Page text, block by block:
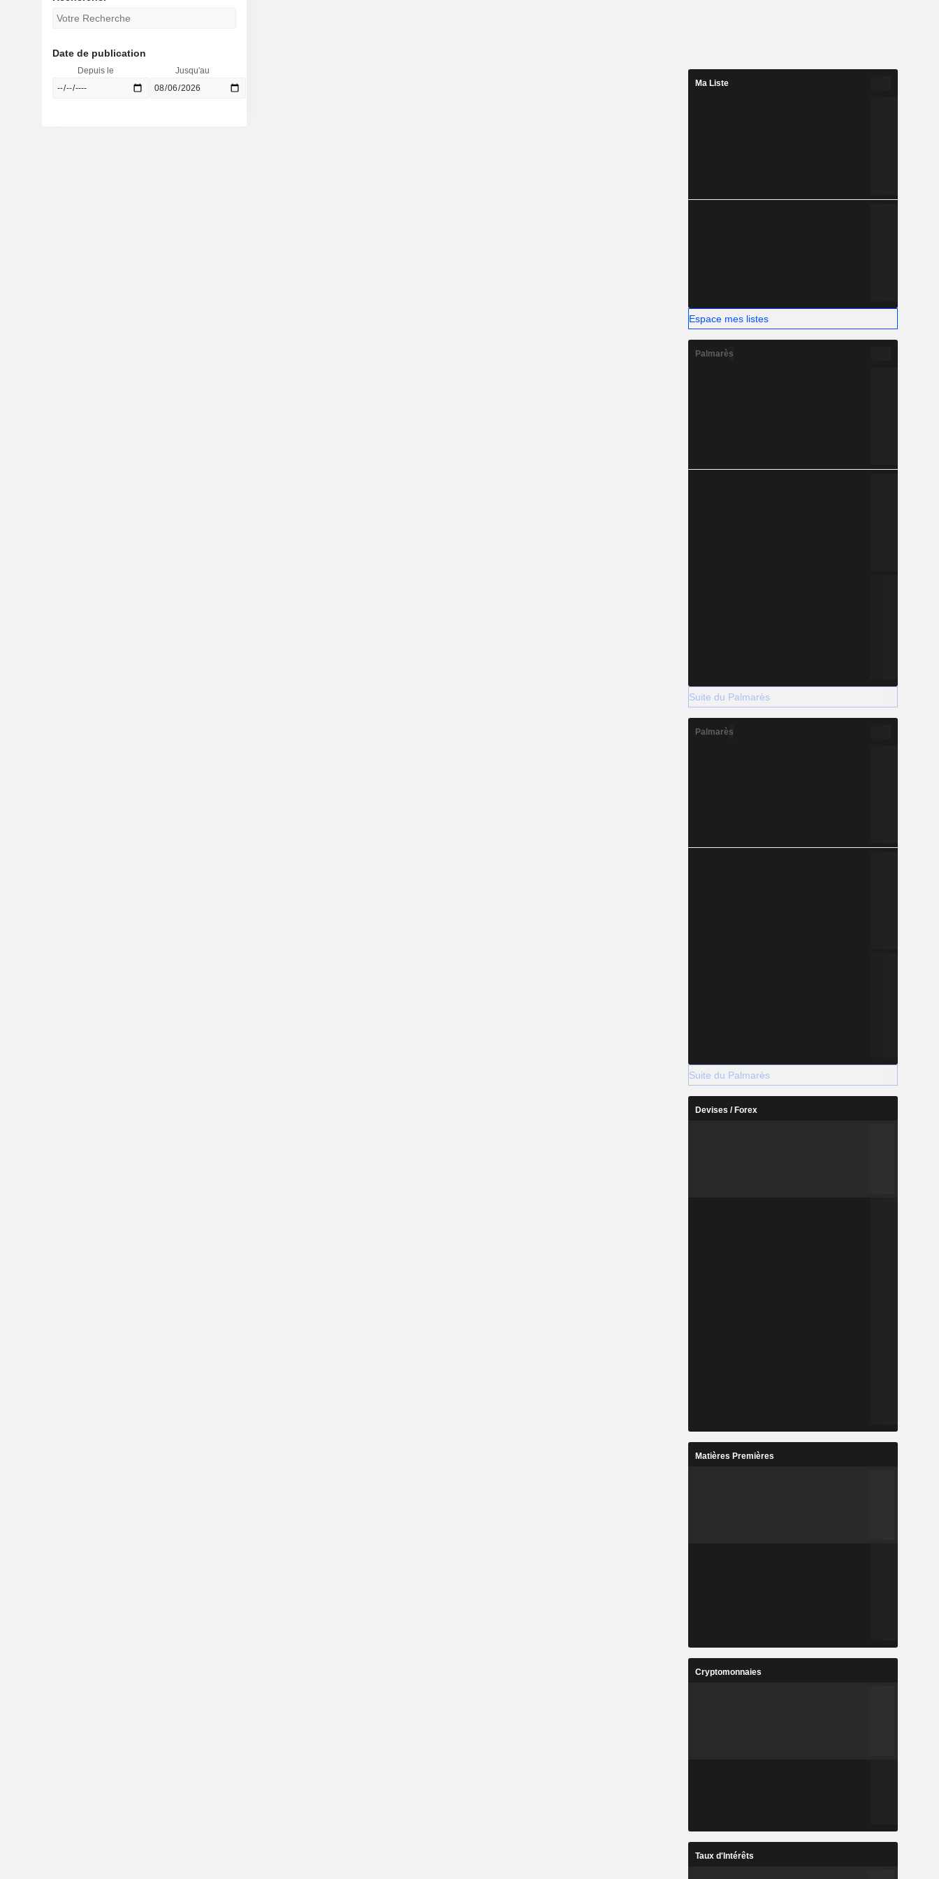
Date de publication
Depuis le
Jusqu'au
Ma Liste
Espace mes listes
Palmarès
Suite du Palmarès
Palmarès
Suite du Palmarès
Devises / Forex
Matières Premières
Cryptomonnaies
Taux d'Intérêts